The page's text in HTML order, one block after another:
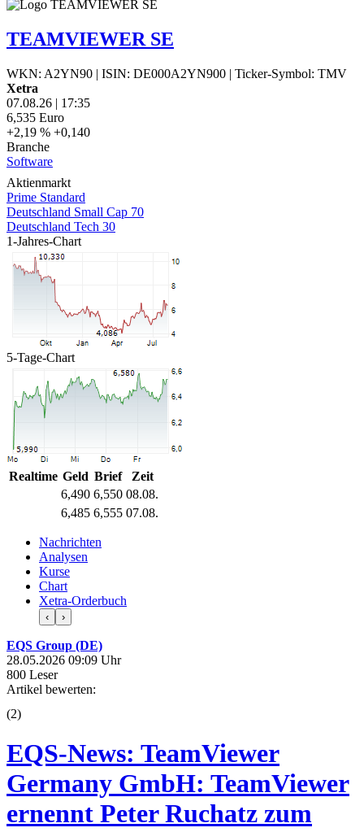
TEAMVIEWER SE
WKN: A2YN90 | ISIN: DE000A2YN900 | Ticker-Symbol: TMV
Xetra
07.08.26 | 17:35
6,535 Euro
+2,19 % +0,140
Branche
Software
Aktienmarkt
Prime Standard
Deutschland Small Cap 70
Deutschland Tech 30
1-Jahres-Chart
5-Tage-Chart
Realtime Geld Brief
Zeit
6,490 6,550 08.08.
6,485 6,555 07.08.
Nachrichten
Analysen
Kurse
Chart
Xetra-Orderbuch
‹ ›
EQS Group (DE)
28.05.2026 09:09 Uhr
800 Leser
Artikel bewerten:
(2)
EQS-News: TeamViewer
Germany GmbH: TeamViewer
ernennt Peter Ruchatz zum